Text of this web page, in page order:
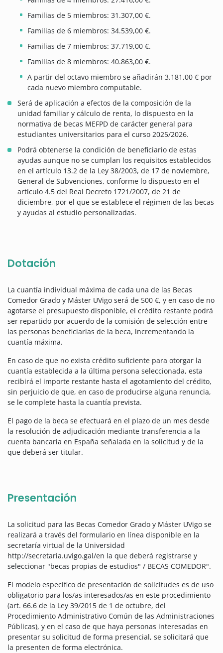
Familias de 5 miembros: 31.307,00 €.
Familias de 6 miembros: 34.539,00 €.
Familias de 7 miembros: 37.719,00 €.
Familias de 8 miembros: 40.863,00 €.
A partir del octavo miembro se añadirán 3.181,00 € por
cada nuevo miembro computable.
Será de aplicación a efectos de la composición de la
unidad familiar y cálculo de renta, lo dispuesto en la
normativa de becas MEFPD de carácter general para
estudiantes universitarios para el curso 2025/2026.
Podrá obtenerse la condición de beneficiario de estas
ayudas aunque no se cumplan los requisitos establecidos
en el artículo 13.2 de la Ley 38/2003, de 17 de noviembre,
General de Subvenciones, conforme lo dispuesto en el
artículo 4.5 del Real Decreto 1721/2007, de 21 de
diciembre, por el que se establece el régimen de las becas
y ayudas al estudio personalizadas.
Dotación
La cuantía individual máxima de cada una de las Becas
Comedor Grado y Máster UVigo será de 500 €, y en caso de no
agotarse el presupuesto disponible, el crédito restante podrá
ser repartido por acuerdo de la comisión de selección entre
las personas beneficiarias de la beca, incrementando la
cuantía máxima.
En caso de que no exista crédito suficiente para otorgar la
cuantía establecida a la última persona seleccionada, esta
recibirá el importe restante hasta el agotamiento del crédito,
sin perjuicio de que, en caso de producirse alguna renuncia,
se le complete hasta la cuantía prevista.
El pago de la beca se efectuará en el plazo de un mes desde
la resolución de adjudicación mediante transferencia a la
cuenta bancaria en España señalada en la solicitud y de la
que deberá ser titular.
Presentación
La solicitud para las Becas Comedor Grado y Máster UVigo se
realizará a través del formulario en línea disponible en la
secretaría virtual de la Universidad
http://secretaria.uvigo.gal/en la que deberá registrarse y
seleccionar "becas propias de estudios" / BECAS COMEDOR".
El modelo específico de presentación de solicitudes es de uso
obligatorio para los/as interesados/as en este procedimiento
(art. 66.6 de la Ley 39/2015 de 1 de octubre, del
Procedimiento Administrativo Común de las Administraciones
Públicas), y en el caso de que haya personas interesadas en
presentar su solicitud de forma presencial, se solicitará que
la presenten de forma electrónica.